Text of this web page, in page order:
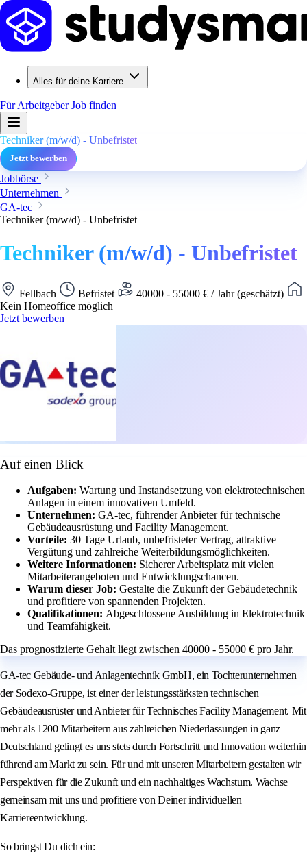
Alles für deine Karriere
Für ArbeitgeberJob finden
Techniker (m/w/d) - Unbefristet
Jetzt bewerben
Jobbörse
Unternehmen
GA-tec
Techniker (m/w/d) - Unbefristet
Techniker (m/w/d) - Unbefristet
Fellbach Befristet
40000 - 55000 € / Jahr (geschätzt)
Kein Homeoffice möglich
Jetzt bewerben
Auf einen Blick
Aufgaben: Wartung und Instandsetzung von elektrotechnischen
Anlagen in einem innovativen Umfeld.
Unternehmen: GA-tec, führender Anbieter für technische
Gebäudeausrüstung und Facility Management.
Vorteile: 30 Tage Urlaub, unbefristeter Vertrag, attraktive
Vergütung und zahlreiche Weiterbildungsmöglichkeiten.
Weitere Informationen: Sicherer Arbeitsplatz mit vielen
Mitarbeiterangeboten und Entwicklungschancen.
Warum dieser Job: Gestalte die Zukunft der Gebäudetechnik
und profitiere von spannenden Projekten.
Qualifikationen: Abgeschlossene Ausbildung in Elektrotechnik
und Teamfähigkeit.
Das prognostizierte Gehalt liegt zwischen 40000 - 55000 € pro Jahr.
GA-tec Gebäude- und Anlagentechnik GmbH, ein Tochterunternehmen
der Sodexo-Gruppe, ist einer der leistungsstärksten technischen
Gebäudeausrüster und Anbieter für Technisches Facility Management. Mit
mehr als 1200 Mitarbeitern aus zahlreichen Niederlassungen in ganz
Deutschland gelingt es uns stets durch Fortschritt und Innovation weiterhin
führend am Markt zu sein. Für und mit unseren Mitarbeitern gestalten wir
Perspektiven für die Zukunft und ein nachhaltiges Wachstum. Wachse
gemeinsam mit uns und profitiere von Deiner individuellen
Karriereentwicklung.
So bringst Du dich ein: